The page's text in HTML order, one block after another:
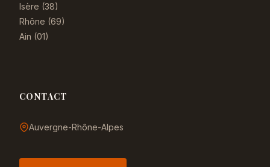
Isère (38)
Rhône (69)
Ain (01)
CONTACT
Auvergne-Rhône-Alpes